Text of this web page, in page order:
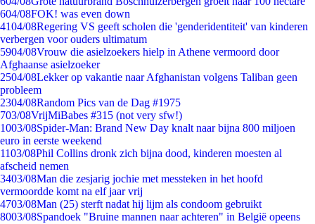
604/08FOK! was even down
4104/08Regering VS geeft scholen die 'genderidentiteit' van kinderen
verbergen voor ouders ultimatum
5904/08Vrouw die asielzoekers hielp in Athene vermoord door
Afghaanse asielzoeker
2504/08Lekker op vakantie naar Afghanistan volgens Taliban geen
probleem
2304/08Random Pics van de Dag #1975
703/08VrijMiBabes #315 (not very sfw!)
1003/08Spider-Man: Brand New Day knalt naar bijna 800 miljoen
euro in eerste weekend
1103/08Phil Collins dronk zich bijna dood, kinderen moesten al
afscheid nemen
3403/08Man die zesjarig jochie met messteken in het hoofd
vermoordde komt na elf jaar vrij
4703/08Man (25) sterft nadat hij lijm als condoom gebruikt
8003/08Spandoek "Bruine mannen naar achteren" in België opeens